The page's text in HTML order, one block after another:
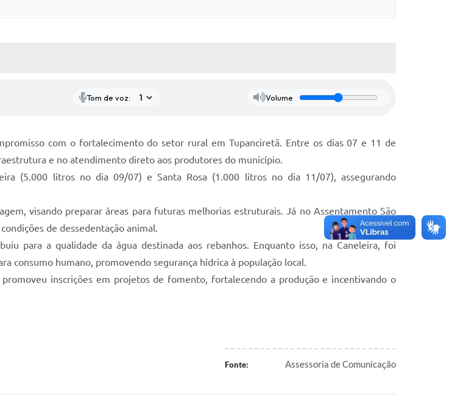
Tom de voz: Volume
com o fortalecimento do setor rural em Tupanciretã. Entre os dias 07 e 11 de
e no atendimento direto aos produtores do município.
(5.000 litros no dia 09/07) e Santa Rosa (1.000 litros no dia 11/07), assegurando
visando preparar áreas para futuras melhorias estruturais. Já no Assentamento São
de dessedentação animal.
para a qualidade da água destinada aos rebanhos. Enquanto isso, na Caneleira, foi
consumo humano, promovendo segurança hídrica à população local.
inscrições em projetos de fomento, fortalecendo a produção e incentivando o
Fonte: Assessoria de Comunicação